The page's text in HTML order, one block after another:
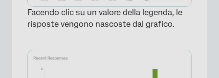
×
Facendo clic su un valore della legenda, le
risposte vengono nascoste dal grafico.